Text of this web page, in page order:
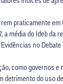
praticamente
média do Ideb
no
como governos
do uso